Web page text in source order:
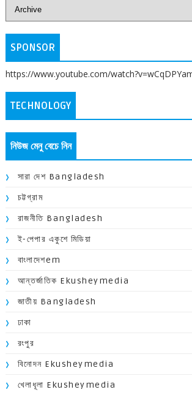
SPONSOR
https://www.youtube.com/
TECHNOLOGY
নিউজ মেনু বেচে নিন
সারা দেশ Bangladesh
চট্টগ্রাম
রাজনীতি Bangladesh
ই-পেপার একুশে মিডিয়া
বাংলাদেশem
আন্তর্জাতিক Ekusheymedia
জাতীয় Bangladesh
ঢাকা
রংপুর
বিনোদন Ekusheymedia
খেলাধূলা Ekusheymedia